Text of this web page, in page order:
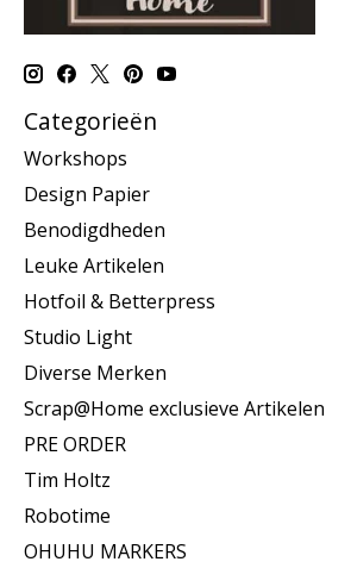
Categorieën
Workshops
Design Papier
Benodigdheden
Leuke Artikelen
Hotfoil & Betterpress
Studio Light
Diverse Merken
Scrap@Home exclusieve Artikelen
PRE ORDER
Tim Holtz
Robotime
OHUHU MARKERS